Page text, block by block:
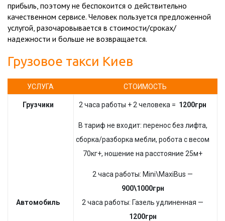
прибыль, поэтому не беспокоится о действительно
качественном сервисе. Человек пользуется предложенной
услугой, разочаровывается в стоимости/сроках/
надежности и больше не возвращается.
Грузовое такси Киев
УСЛУГА СТОИМОСТЬ
Грузчики 2 часа работы + 2 человека = 1200грн
В тариф не входит: перенос без лифта,
сборка/разборка мебли, робота с весом
70кг+, ношение на расстояние 25м+
Автомобиль
2 часа работы: Mini\MaxiBus —
900\1000грн
2 часа работы: Газель удлиненная —
1200грн